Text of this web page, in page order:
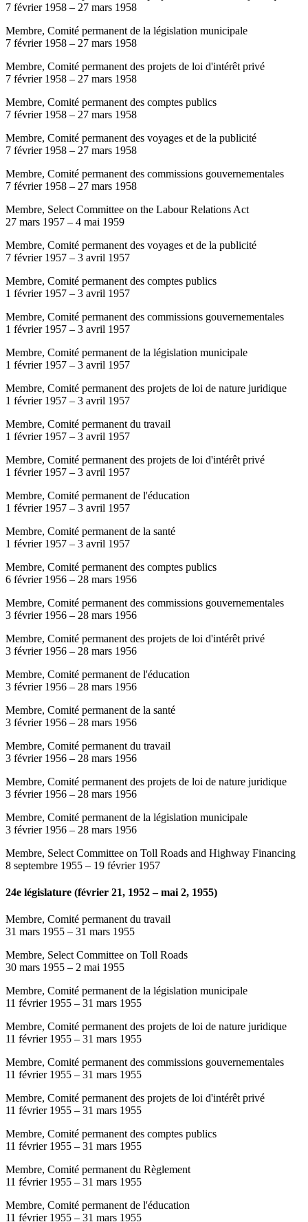
7 février 1958 – 27 mars 1958
Membre, Comité permanent de la législation municipale
7 février 1958 – 27 mars 1958
Membre, Comité permanent des projets de loi d'intérêt privé
7 février 1958 – 27 mars 1958
Membre, Comité permanent des comptes publics
7 février 1958 – 27 mars 1958
Membre, Comité permanent des voyages et de la publicité
7 février 1958 – 27 mars 1958
Membre, Comité permanent des commissions gouvernementales
7 février 1958 – 27 mars 1958
Membre, Select Committee on the Labour Relations Act
27 mars 1957 – 4 mai 1959
Membre, Comité permanent des voyages et de la publicité
7 février 1957 – 3 avril 1957
Membre, Comité permanent des comptes publics
1 février 1957 – 3 avril 1957
Membre, Comité permanent des commissions gouvernementales
1 février 1957 – 3 avril 1957
Membre, Comité permanent de la législation municipale
1 février 1957 – 3 avril 1957
Membre, Comité permanent des projets de loi de nature juridique
1 février 1957 – 3 avril 1957
Membre, Comité permanent du travail
1 février 1957 – 3 avril 1957
Membre, Comité permanent des projets de loi d'intérêt privé
1 février 1957 – 3 avril 1957
Membre, Comité permanent de l'éducation
1 février 1957 – 3 avril 1957
Membre, Comité permanent de la santé
1 février 1957 – 3 avril 1957
Membre, Comité permanent des comptes publics
6 février 1956 – 28 mars 1956
Membre, Comité permanent des commissions gouvernementales
3 février 1956 – 28 mars 1956
Membre, Comité permanent des projets de loi d'intérêt privé
3 février 1956 – 28 mars 1956
Membre, Comité permanent de l'éducation
3 février 1956 – 28 mars 1956
Membre, Comité permanent de la santé
3 février 1956 – 28 mars 1956
Membre, Comité permanent du travail
3 février 1956 – 28 mars 1956
Membre, Comité permanent des projets de loi de nature juridique
3 février 1956 – 28 mars 1956
Membre, Comité permanent de la législation municipale
3 février 1956 – 28 mars 1956
Membre, Select Committee on Toll Roads and Highway Financing
8 septembre 1955 – 19 février 1957
24e législature (février 21, 1952 – mai 2, 1955)
Membre, Comité permanent du travail
31 mars 1955 – 31 mars 1955
Membre, Select Committee on Toll Roads
30 mars 1955 – 2 mai 1955
Membre, Comité permanent de la législation municipale
11 février 1955 – 31 mars 1955
Membre, Comité permanent des projets de loi de nature juridique
11 février 1955 – 31 mars 1955
Membre, Comité permanent des commissions gouvernementales
11 février 1955 – 31 mars 1955
Membre, Comité permanent des projets de loi d'intérêt privé
11 février 1955 – 31 mars 1955
Membre, Comité permanent des comptes publics
11 février 1955 – 31 mars 1955
Membre, Comité permanent du Règlement
11 février 1955 – 31 mars 1955
Membre, Comité permanent de l'éducation
11 février 1955 – 31 mars 1955